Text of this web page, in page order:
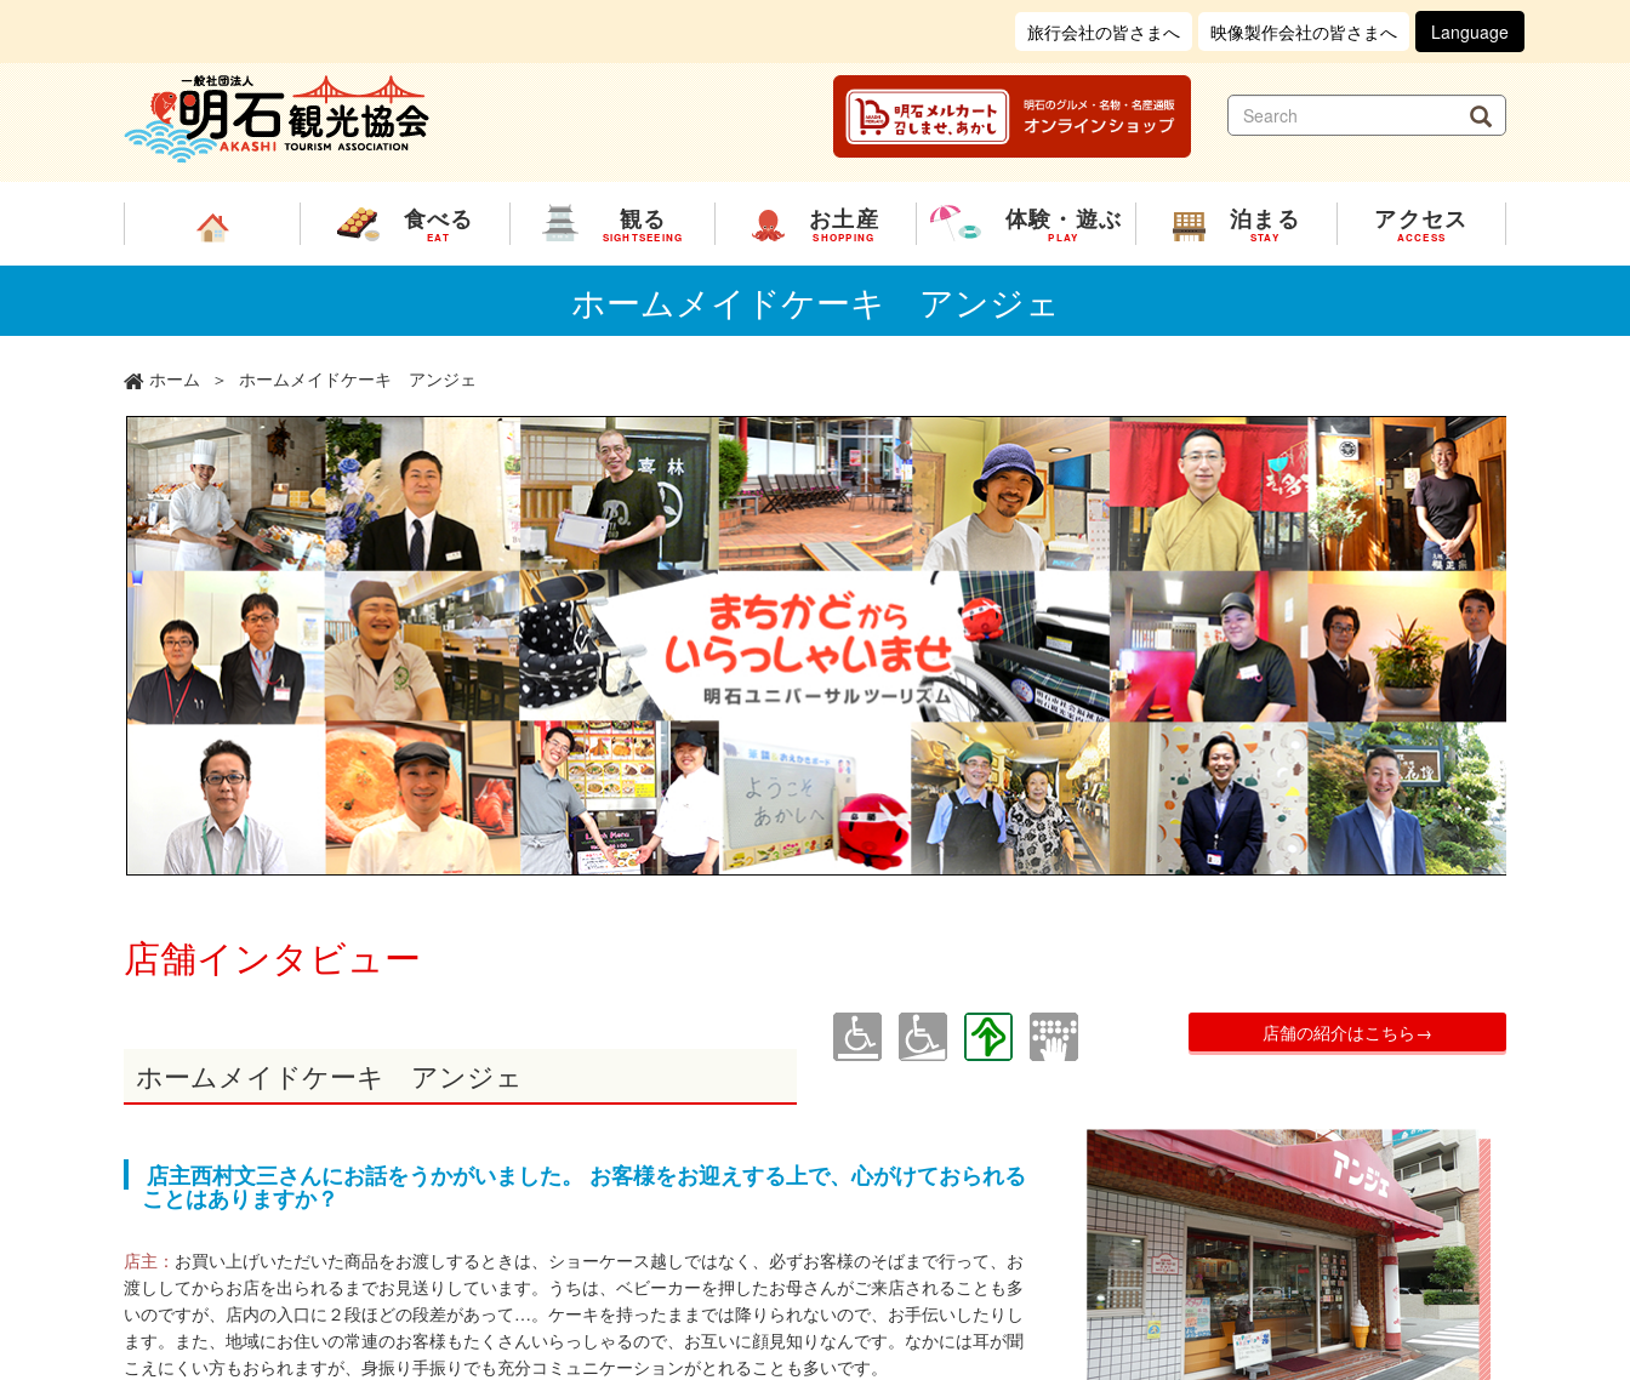
旅行会社の皆さまへ 映像製作会社の皆さまへ Language
S
e
a
r
c
h
Search
食べる
EAT
観る
SIGHTSEEING
お土産
SHOPPING
体験・遊ぶ
PLAY
泊まる
STAY
アクセス
ACCESS
ホームメイドケーキ アンジェ
ホーム ホームメイドケーキ アンジェ
店舗インタビュー
ホームメイドケーキ アンジェ
店舗の紹介はこちら→
店主西村文三さんにお話をうかがいました。 お客様をお迎えする上で、心がけておられる
ことはありますか？
店主： お買い上げいただいた商品をお渡しするときは、ショーケース越しではなく、必ずお客様のそばまで行って、お
渡ししてからお店を出られるまでお見送りしています。うちは、ベビーカーを押したお母さんがご来店されることも多
いのですが、店内の入口に２段ほどの段差があって…。ケーキを持ったままでは降りられないので、お手伝いしたりし
ます。また、地域にお住いの常連のお客様もたくさんいらっしゃるので、お互いに顔見知りなんです。なかには耳が聞
こえにくい方もおられますが、身振り手振りでも充分コミュニケーションがとれることも多いです。